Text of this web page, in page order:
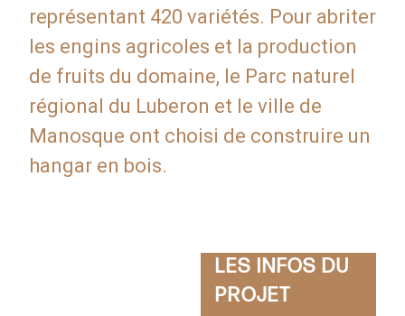
représentant 420 variétés. Pour abriter
les engins agricoles et la production
de fruits du domaine, le Parc naturel
régional du Luberon et le ville de
Manosque ont choisi de construire un
hangar en bois.
LES INFOS DU
PROJET